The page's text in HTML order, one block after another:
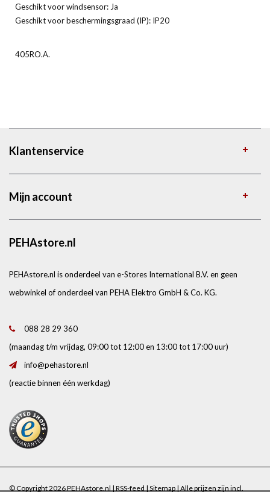
Geschikt voor windsensor: Ja
Geschikt voor beschermingsgraad (IP): IP20
405RO.A.
Klantenservice
Mijn account
PEHAstore.nl
PEHAstore.nl is onderdeel van e-Stores International B.V. en geen
webwinkel of onderdeel van PEHA Elektro GmbH & Co. KG.
088 28 29 360
(maandag t/m vrijdag, 09:00 tot 12:00 en 13:00 tot 17:00 uur)
info@pehastore.nl
(reactie binnen één werkdag)
© Copyright 2026 PEHAstore.nl | RSS-feed | Sitemap | Alle prijzen zijn incl.